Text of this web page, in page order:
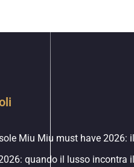
Miu Miu must have 2026:
quando il lusso incontra